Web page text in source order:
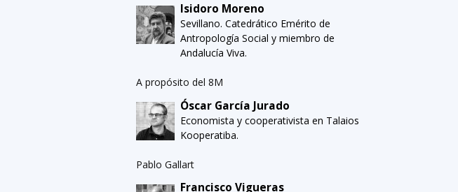
Isidoro Moreno
Sevillano. Catedrático Emérito de
Antropología Social y miembro de
Andalucía Viva.
A propósito del 8M
Óscar García Jurado
Economista y cooperativista en Talaios
Kooperatiba.
Pablo Gallart
Francisco Vigueras